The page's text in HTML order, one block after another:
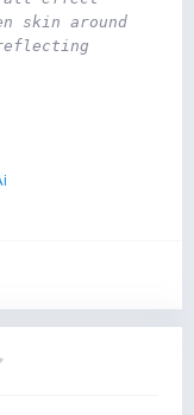
skin around